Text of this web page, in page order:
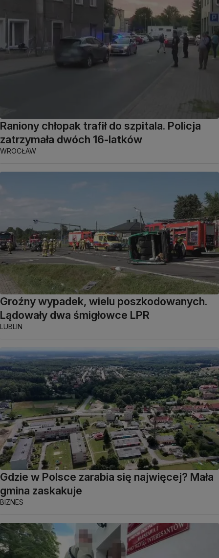
Raniony chłopak trafił do szpitala. Policja
zatrzymała dwóch 16-latków
WROCŁAW
Groźny wypadek, wielu poszkodowanych.
Lądowały dwa śmigłowce LPR
LUBLIN
Gdzie w Polsce zarabia się najwięcej? Mała
gmina zaskakuje
BIZNES